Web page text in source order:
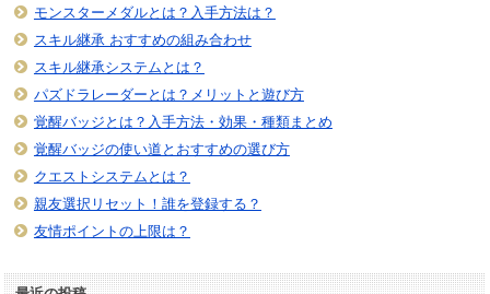
モンスターメダルとは？入手方法は？
スキル継承 おすすめの組み合わせ
スキル継承システムとは？
パズドラレーダーとは？メリットと遊び方
覚醒バッジとは？入手方法・効果・種類まとめ
覚醒バッジの使い道とおすすめの選び方
クエストシステムとは？
親友選択リセット！誰を登録する？
友情ポイントの上限は？